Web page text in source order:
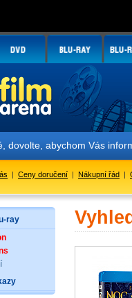
dovolte, abychom Vás
| Ceny doručení | Nákupní řád |
ray